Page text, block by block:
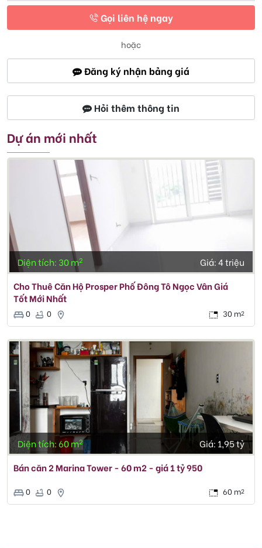
Gọi liên hệ ngay
hoặc
Đăng ký nhận bảng giá
Hỏi thêm thông tin
Dự án mới nhất
Diện tích: 30 m2 Giá:4 triệu
Cho Thuê Căn Hộ Prosper Phố Đông Tô Ngọc Vân Giá
Tốt Mới Nhất
0 0 30 m2
Diện tích: 60 m2 Giá: 1,95 tỷ
Bán căn 2 Marina Tower - 60 m2 - giá 1 tỷ 950
0 0 60 m2